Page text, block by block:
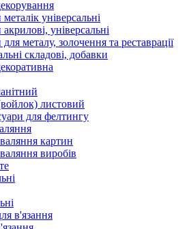
універсальні
універсальні
металу, золочення та реставрації
складові, добавки
листовий
для фелтингу
картин
виробів
в'язання